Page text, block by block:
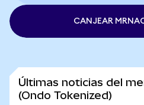
CANJEAR
Últimas noticias del
(Ondo Tokenized)